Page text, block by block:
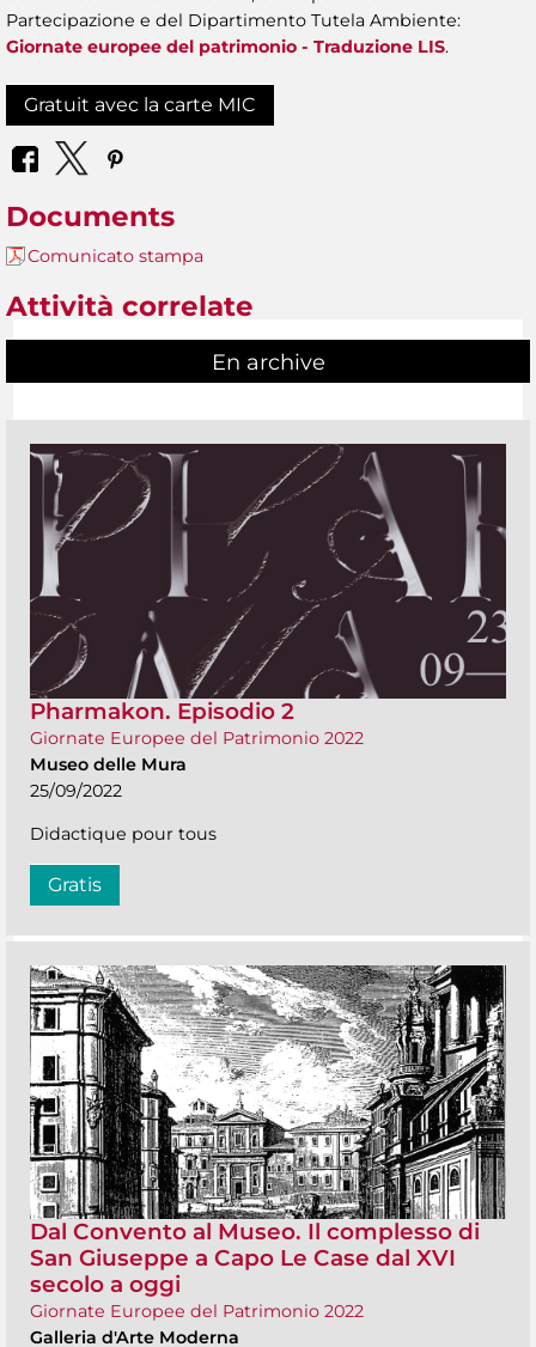
Partecipazione e del Dipartimento Tutela Ambiente:
Giornate europee del patrimonio - Traduzione LIS.
Gratuit avec la carte MIC
Documents
Comunicato stampa
Attività correlate
En archive
Pharmakon. Episodio 2
Giornate Europee del Patrimonio 2022
Museo delle Mura
25/09/2022
Didactique pour tous
Gratis
Dal Convento al Museo. Il complesso di
San Giuseppe a Capo Le Case dal XVI
secolo a oggi
Giornate Europee del Patrimonio 2022
Galleria d'Arte Moderna